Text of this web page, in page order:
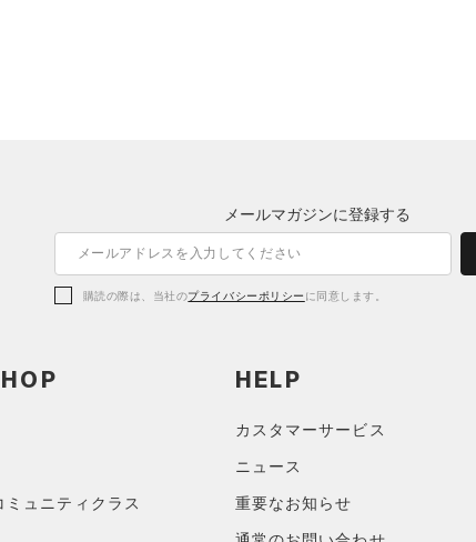
メールマガジンに登録する
購読の際は、当社のプライバシーポリシー に同意します。
ュニティクラス
HELP
カスタマーサービス
ニュース
重要なお知らせ